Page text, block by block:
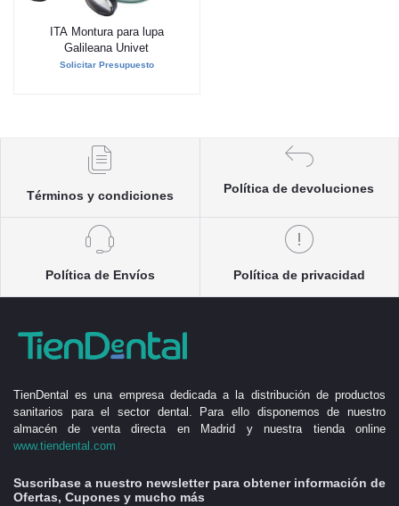
Añadir al carrito
ITA Montura para lupa
Galileana Univet
Solicitar Presupuesto
Términos y condiciones
Política de devoluciones
Política de Envíos Política de privacidad
TienDental es una empresa dedicada a la distribución de productos
sanitarios para el sector dental. Para ello disponemos de nuestro
almacén de venta directa en Madrid y nuestra tienda online
www.tiendental.com
Suscribase a nuestro newsletter para obtener información de
Ofertas, Cupones y mucho más